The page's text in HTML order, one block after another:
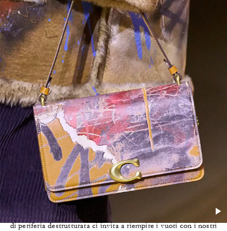
Il Set
Un posto a caso in America durante la golden hour, una strada
di periferia destrutturata ci invita a riempire i vuoti con i nostri